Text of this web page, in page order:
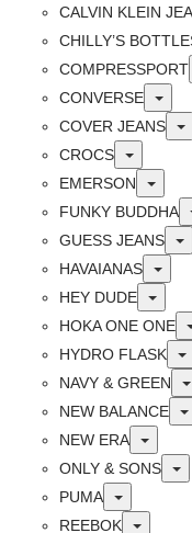
CALVIN KLEIN
CHILLY’S
COMPRESSPORT
CONVERSE
COVER JEANS
CROCS
Toggle
EMERSON
Toggle
FUNKY BUDDHA
GUESS JEANS
HAVAIANAS
HEY DUDE
Toggle
HOKA ONE ONE
HYDRO FLASK
NAVY & GREEN
NEW BALANCE
NEW ERA
Toggle
ONLY & SONS
PUMA
Toggle
REEBOK
Toggle